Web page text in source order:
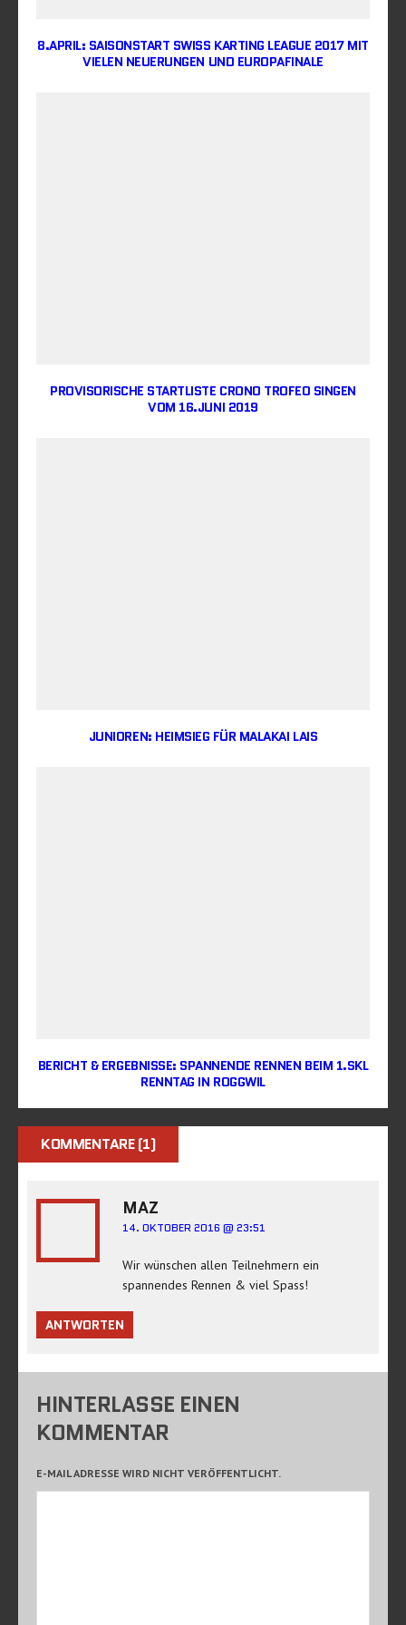
8.APRIL: SAISONSTART SWISS KARTING LEAGUE 2017 MIT
VIELEN NEUERUNGEN UND EUROPAFINALE
PROVISORISCHE STARTLISTE CRONO TROFEO SINGEN
VOM 16.JUNI 2019
JUNIOREN: HEIMSIEG FÜR MALAKAI LAIS
BERICHT & ERGEBNISSE: SPANNENDE RENNEN BEIM 1.SKL
RENNTAG IN ROGGWIL
KOMMENTARE (1)
MAZ
14. OKTOBER 2016 @ 23:51
Wir wünschen allen Teilnehmern ein
spannendes Rennen & viel Spass!
ANTWORTEN
HINTERLASSE EINEN
KOMMENTAR
E-MAIL ADRESSE WIRD NICHT VERÖFFENTLICHT.